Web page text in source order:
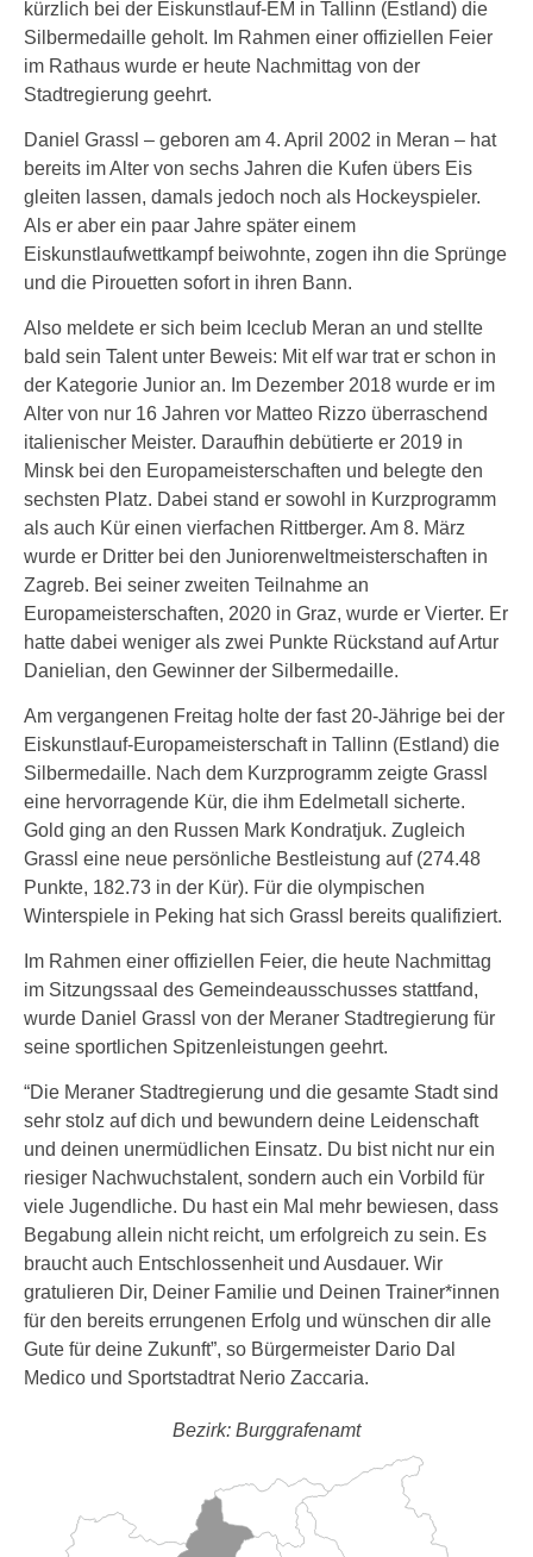
kürzlich bei der Eiskunstlauf-EM in Tallinn (Estland) die
Silbermedaille geholt. Im Rahmen einer offiziellen Feier
im Rathaus wurde er heute Nachmittag von der
Stadtregierung geehrt.
Daniel Grassl – geboren am 4. April 2002 in Meran – hat
bereits im Alter von sechs Jahren die Kufen übers Eis
gleiten lassen, damals jedoch noch als Hockeyspieler.
Als er aber ein paar Jahre später einem
Eiskunstlaufwettkampf beiwohnte, zogen ihn die Sprünge
und die Pirouetten sofort in ihren Bann.
Also meldete er sich beim Iceclub Meran an und stellte
bald sein Talent unter Beweis: Mit elf war trat er schon in
der Kategorie Junior an. Im Dezember 2018 wurde er im
Alter von nur 16 Jahren vor Matteo Rizzo überraschend
italienischer Meister. Daraufhin debütierte er 2019 in
Minsk bei den Europameisterschaften und belegte den
sechsten Platz. Dabei stand er sowohl in Kurzprogramm
als auch Kür einen vierfachen Rittberger. Am 8. März
wurde er Dritter bei den Juniorenweltmeisterschaften in
Zagreb. Bei seiner zweiten Teilnahme an
Europameisterschaften, 2020 in Graz, wurde er Vierter. Er
hatte dabei weniger als zwei Punkte Rückstand auf Artur
Danielian, den Gewinner der Silbermedaille.
Am vergangenen Freitag holte der fast 20-Jährige bei der
Eiskunstlauf-Europameisterschaft in Tallinn (Estland) die
Silbermedaille. Nach dem Kurzprogramm zeigte Grassl
eine hervorragende Kür, die ihm Edelmetall sicherte.
Gold ging an den Russen Mark Kondratjuk. Zugleich
Grassl eine neue persönliche Bestleistung auf (274.48
Punkte, 182.73 in der Kür). Für die olympischen
Winterspiele in Peking hat sich Grassl bereits qualifiziert.
Im Rahmen einer offiziellen Feier, die heute Nachmittag
im Sitzungssaal des Gemeindeausschusses stattfand,
wurde Daniel Grassl von der Meraner Stadtregierung für
seine sportlichen Spitzenleistungen geehrt.
“Die Meraner Stadtregierung und die gesamte Stadt sind
sehr stolz auf dich und bewundern deine Leidenschaft
und deinen unermüdlichen Einsatz. Du bist nicht nur ein
riesiger Nachwuchstalent, sondern auch ein Vorbild für
viele Jugendliche. Du hast ein Mal mehr bewiesen, dass
Begabung allein nicht reicht, um erfolgreich zu sein. Es
braucht auch Entschlossenheit und Ausdauer. Wir
gratulieren Dir, Deiner Familie und Deinen Trainer*innen
für den bereits errungenen Erfolg und wünschen dir alle
Gute für deine Zukunft”, so Bürgermeister Dario Dal
Medico und Sportstadtrat Nerio Zaccaria.
Bezirk: Burggrafenamt